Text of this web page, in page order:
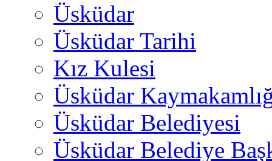
Üsküdar
Üsküdar Tarihi
Kız Kulesi
Üsküdar
Üsküdar Belediyesi
Üsküdar Belediye